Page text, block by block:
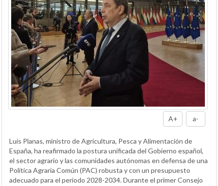
A+ a-
Luis Planas, ministro de Agricultura, Pesca y Alimentación de
España, ha reafirmado la postura unificada del Gobierno español,
el sector agrario y las comunidades autónomas en defensa de una
Política Agraria Común (PAC) robusta y con un presupuesto
adecuado para el periodo 2028-2034. Durante el primer Consejo